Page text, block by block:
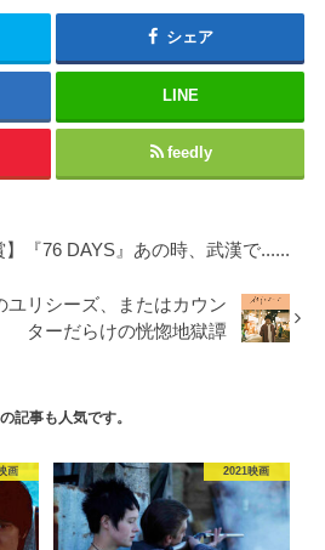
シェア
LINE
feedly
】『76 DAYS』あの時、武漢で......
ユリシーズ、またはカウン
ターだらけの恍惚地獄譚
記事も人気です。
画 2021映画